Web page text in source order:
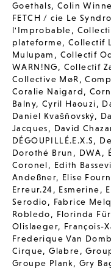
Goethals,Colin
FETCH / cie Le
l'Improbable,
plateforme, Collectif
Mulupam , Collectif
WARN!NG, Collectif
Collective MøR,
Coralie Naigard,
Balny, Cyril Haouzi,
Daniel Kvašňovský,
Jacques, David
DÉGOUPILLÉ.E.X.S,
Dorothé Brun , DWA,
Coronel, Edith
Andeßner, Elise
Erreur.24, Esmerine,
Serodio, Fabrice
Robledo, Florinda
Olislaeger, François-
Frederique Van
Cirque,Glabre,
Groupe Plank, Gry